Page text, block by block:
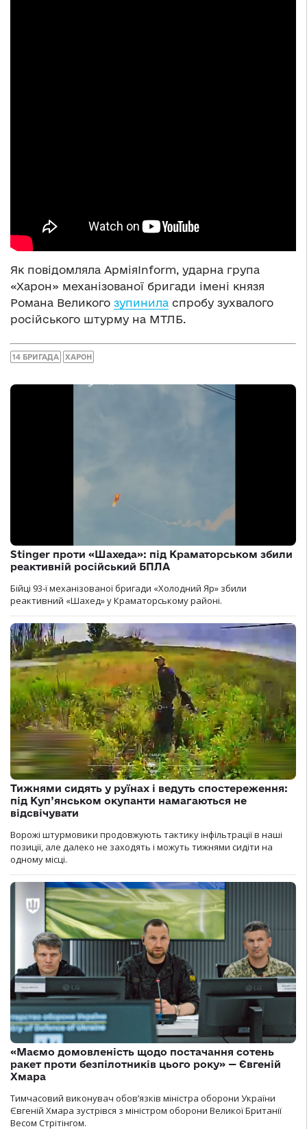
Як повідомляла АрміяInform, ударна група
«Харон» механізованої бригади імені князя
Романа Великого зупинила спробу зухвалого
російського штурму на МТЛБ.
14 БРИГАДА ХАРОН
Stinger проти «Шахеда»: під Краматорськом збили
реактивній російський БПЛА
Бійці 93-ї механізованої бригади «Холодний Яр» збили
реактивний «Шахед» у Краматорському районі.
Тижнями сидять у руїнах і ведуть спостереження:
під Куп’янськом окупанти намагаються не
відсвічувати
Ворожі штурмовики продовжують тактику інфільтрації в наші
позиції, але далеко не заходять і можуть тижнями сидіти на
одному місці.
«Маємо домовленість щодо постачання сотень
ракет проти безпілотників цього року» — Євгеній
Хмара
Тимчасовий виконувач обов’язків міністра оборони України
Євгеній Хмара зустрівся з міністром оборони Великої Британії
Весом Стрітінгом.